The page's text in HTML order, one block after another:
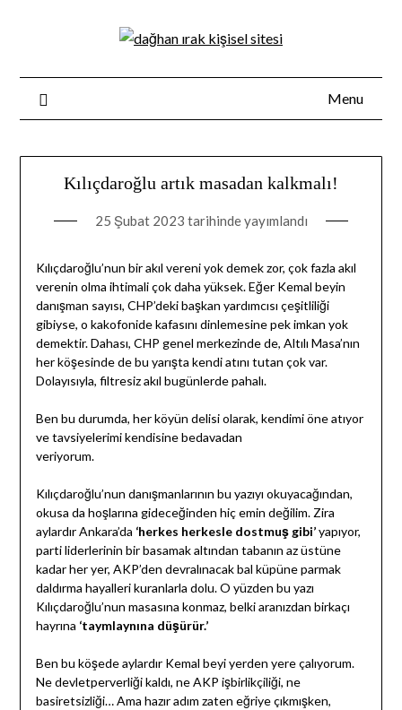
Menu
Kılıçdaroğlu artık masadan kalkmalı!
25 Şubat 2023 tarihinde yayımlandı
Kılıçdaroğlu’nun bir akıl vereni yok demek zor, çok fazla akıl
verenin olma ihtimali çok daha yüksek. Eğer Kemal beyin
danışman sayısı, CHP’deki başkan yardımcısı çeşitliliği
gibiyse, o kakofonide kafasını dinlemesine pek imkan yok
demektir. Dahası, CHP genel merkezinde de, Altılı Masa’nın
her köşesinde de bu yarışta kendi atını tutan çok var.
Dolayısıyla, filtresiz akıl bugünlerde pahalı.
Ben bu durumda, her köyün delisi olarak, kendimi öne atıyor
ve tavsiyelerimi kendisine bedavadan
veriyorum.
Kılıçdaroğlu’nun danışmanlarının bu yazıyı okuyacağından,
okusa da hoşlarına gideceğinden hiç emin değilim. Zira
aylardır Ankara’da ‘herkes herkesle dostmuş gibi’yapıyor,
parti liderlerinin bir basamak altından tabanın az üstüne
kadar her yer, AKP’den devralınacak bal küpüne parmak
daldırma hayalleri kuranlarla dolu. O yüzden bu yazı
Kılıçdaroğlu’nun masasına konmaz, belki aranızdan birkaçı
hayrına ‘taymlaynına düşürür.’
Ben bu köşede aylardır Kemal beyi yerden yere çalıyorum.
Ne devletperverliği kaldı, ne AKP işbirlikçiliği, ne
basiretsizliği… Ama hazır adım zaten eğriye çıkmışken,